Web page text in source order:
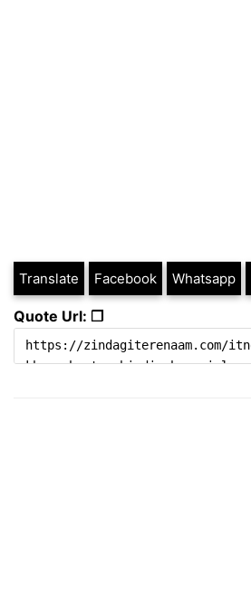
Translate Facebook Whatsapp
Quote Url: ❐